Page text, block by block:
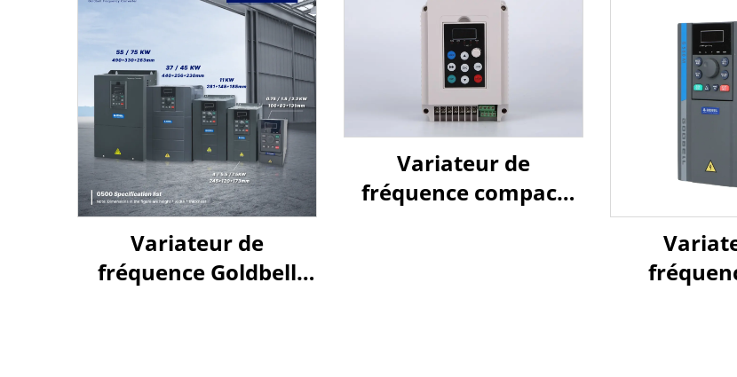
Variateur de
fréquence Goldbell
Variateur de
fréquence compact